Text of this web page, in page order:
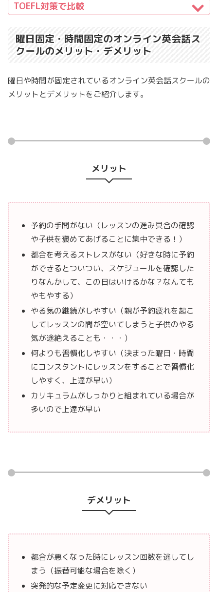
TOEFL対策で比較
曜日固定・時間固定のオンライン英会話ス
クールのメリット・デメリット
曜日や時間が固定されているオンライン英会話スクールの
メリットとデメリットをご紹介します。
メリット
予約の手間がない（レッスンの進み具合の確認
や子供を褒めてあげることに集中できる！）
都合を考えるストレスがない（好きな時に予約
ができるとついつい、スケジュールを確認した
りなんかして、この日はいけるかな？なんても
やもやする）
やる気の継続がしやすい（親が予約疲れを起こ
してレッスンの間が空いてしまうと子供のやる
気が途絶えることも・・・）
何よりも習慣化しやすい（決まった曜日・時間
にコンスタントにレッスンをすることで習慣化
しやすく、上達が早い）
カリキュラムがしっかりと組まれている場合が
多いので上達が早い
デメリット
都合が悪くなった時にレッスン回数を逃してし
まう（振替可能な場合を除く）
突発的な予定変更に対応できない